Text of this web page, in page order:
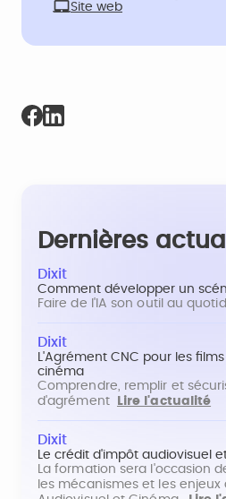
Site web
Dernières
Dixit
Comment développer un
Faire de l'IA son outil au
Dixit
L'Agrément CNC pour les
cinéma
Comprendre, remplir et
d'agrément
Lire l'actualité
Dixit
Le crédit d'impôt audiovisuel
La formation sera l'occasion
les mécanismes et les